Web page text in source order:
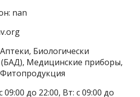
nan
Биологически
Медицинские приборы,
до 22:00, Вт: с 09:00 до